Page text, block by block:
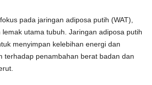
pada jaringan adiposa putih (WAT),
utama tubuh. Jaringan adiposa putih
menyimpan kelebihan energi dan
terhadap penambahan berat badan dan